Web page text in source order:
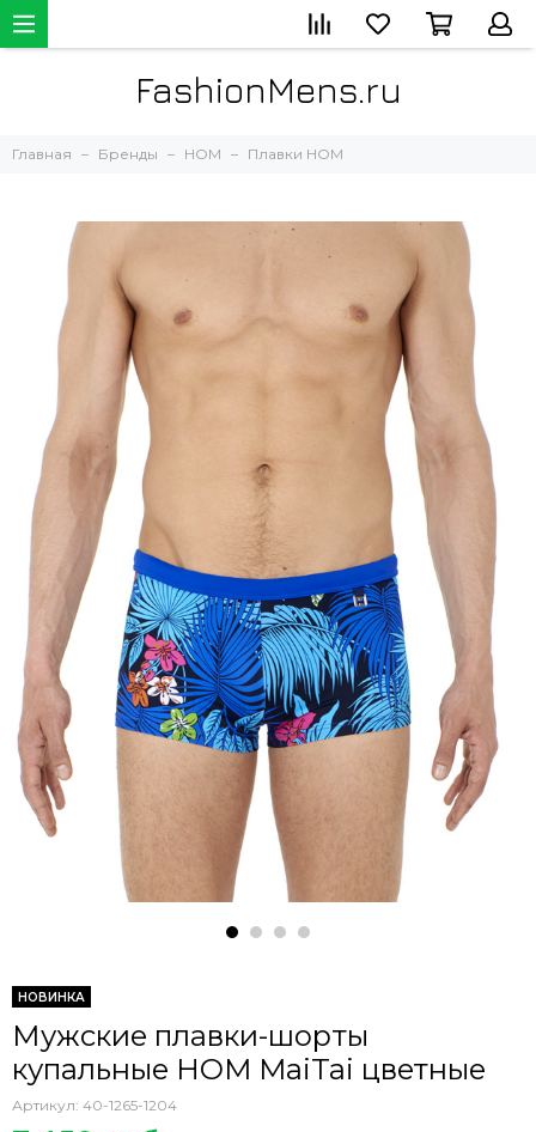
FashionMens.ru
Главная Бренды HOM Плавки HOM
НОВИНКА
Мужские плавки-шорты
купальные HOM MaiTai цветные
Артикул: 40-1265-1204